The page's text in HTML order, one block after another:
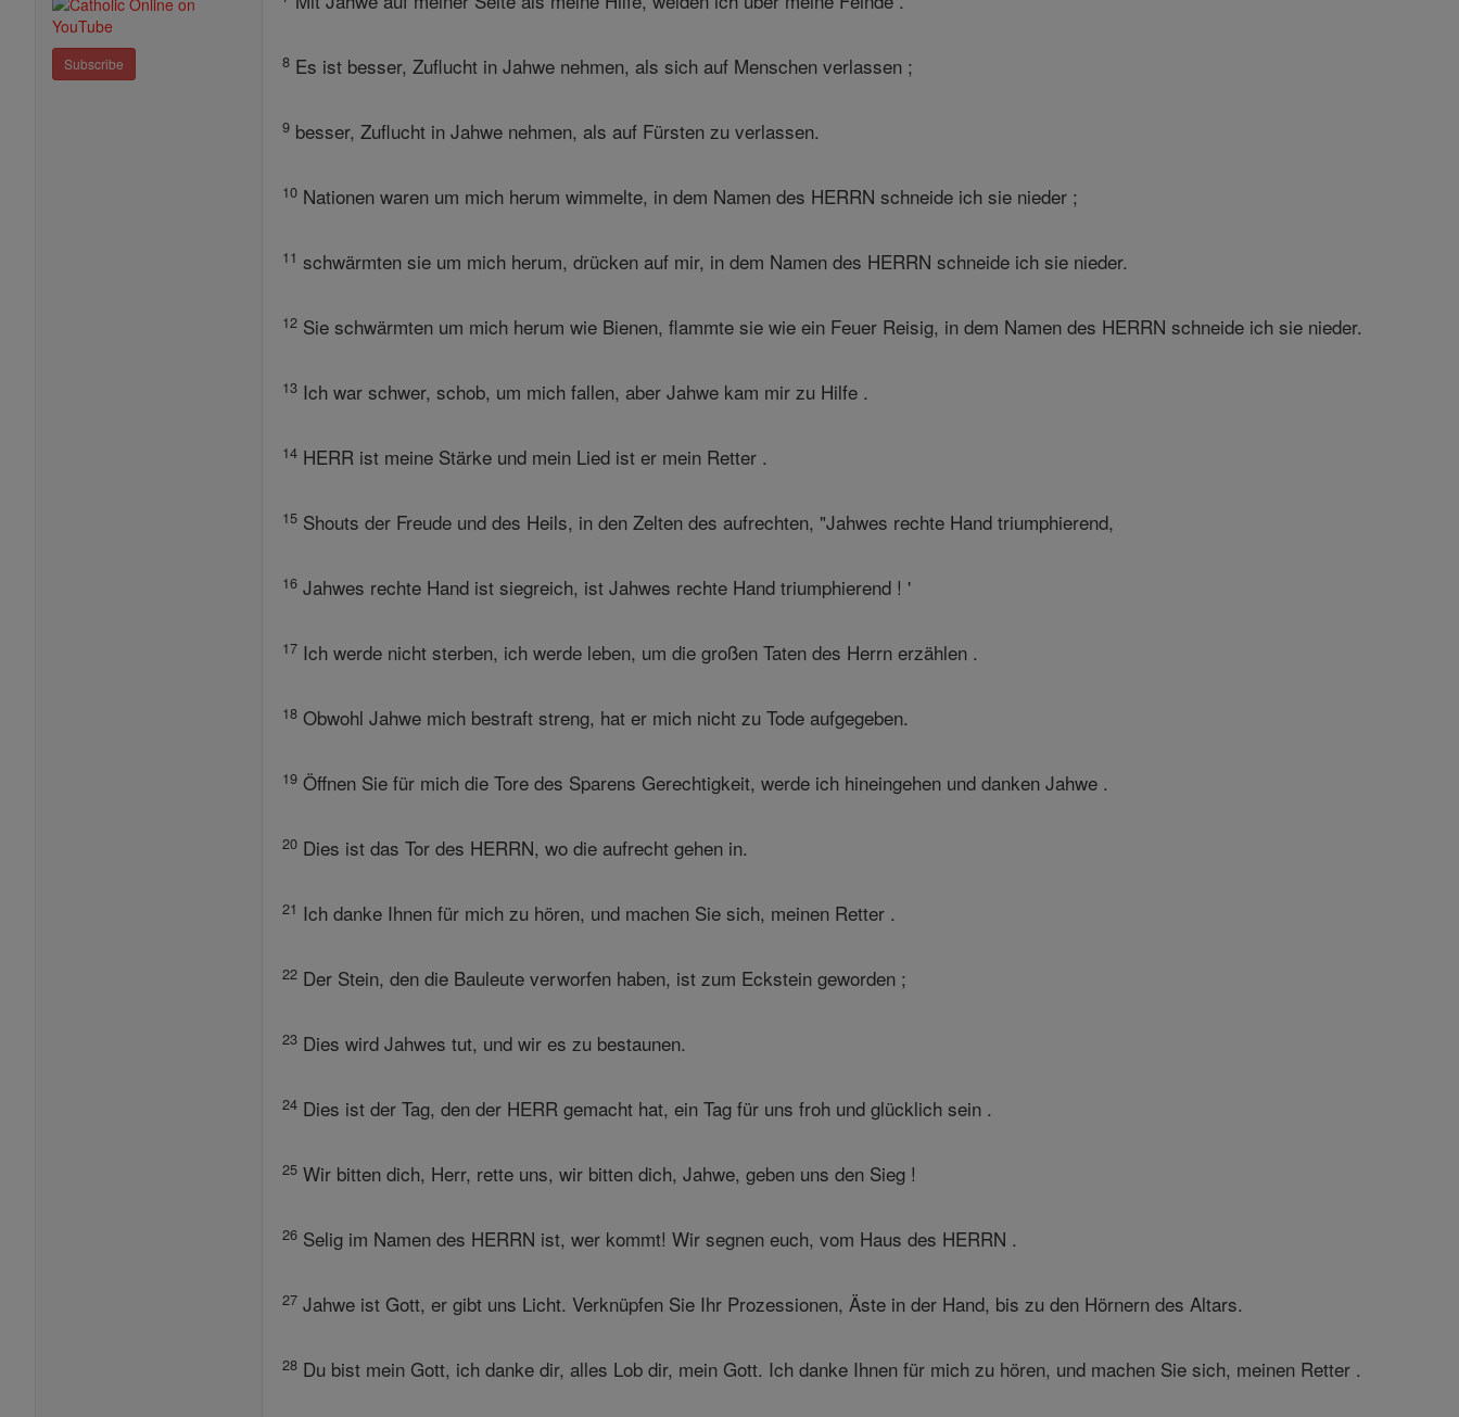
Subscribe 8 Es ist besser, Zuflucht in Jahwe nehmen, als sich auf Menschen verlassen ;
9 besser, Zuflucht in Jahwe nehmen, als auf Fürsten zu verlassen.
10 Nationen waren um mich herum wimmelte, in dem Namen des HERRN schneide ich sie nieder ;
11 schwärmten sie um mich herum, drücken auf mir, in dem Namen des HERRN schneide ich sie nieder.
12 Sie schwärmten um mich herum wie Bienen, flammte sie wie ein Feuer Reisig, in dem Namen des HERRN schneide ich sie nieder.
13 Ich war schwer, schob, um mich fallen, aber Jahwe kam mir zu Hilfe .
14 HERR ist meine Stärke und mein Lied ist er mein Retter .
15 Shouts der Freude und des Heils, in den Zelten des aufrechten, "Jahwes rechte Hand triumphierend,
16 Jahwes rechte Hand ist siegreich, ist Jahwes rechte Hand triumphierend ! '
17 Ich werde nicht sterben, ich werde leben, um die großen Taten des Herrn erzählen .
18 Obwohl Jahwe mich bestraft streng, hat er mich nicht zu Tode aufgegeben.
19 Öffnen Sie für mich die Tore des Sparens Gerechtigkeit, werde ich hineingehen und danken Jahwe .
20 Dies ist das Tor des HERRN, wo die aufrecht gehen in.
21 Ich danke Ihnen für mich zu hören, und machen Sie sich, meinen Retter .
22 Der Stein, den die Bauleute verworfen haben, ist zum Eckstein geworden ;
23 Dies wird Jahwes tut, und wir es zu bestaunen.
24 Dies ist der Tag, den der HERR gemacht hat, ein Tag für uns froh und glücklich sein .
25 Wir bitten dich, Herr, rette uns, wir bitten dich, Jahwe, geben uns den Sieg !
26 Selig im Namen des HERRN ist, wer kommt! Wir segnen euch, vom Haus des HERRN .
27 Jahwe ist Gott, er gibt uns Licht. Verknüpfen Sie Ihr Prozessionen, Äste in der Hand, bis zu den Hörnern des Altars.
28 Du bist mein Gott, ich danke dir, alles Lob dir, mein Gott. Ich danke Ihnen für mich zu hören, und machen Sie sich, meinen Retter .